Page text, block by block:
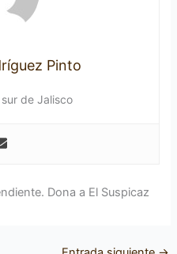
Pinto
de Jalisco
Dona a El Suspicaz